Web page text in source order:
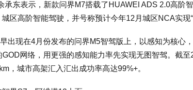
承东表示，新款问界M7搭载了HUAWEI ADS 2.0高阶
区高阶智能驾驶，并号称预计今年12月城区NCA实现“
出现在4月份发布的问界M5智驾版上，以感知为核心
网络，用更强的感知能力率先实现无图智驾。截
，城市高架汇入汇出成功率高达99%+。